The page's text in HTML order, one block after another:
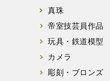
真珠
帝室技芸員作品
玩具・鉄道模型
カメラ
彫刻・ブロンズ